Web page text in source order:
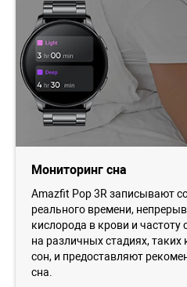
Мониторинг сна
Amazfit Pop 3R записывают
реального времени,
кислорода в крови и
на различных стадиях, таких
сон, и предоставляют
сна.